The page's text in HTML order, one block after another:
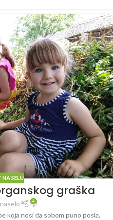
SELU
graška
4
koja nosi da sobom puno posla,